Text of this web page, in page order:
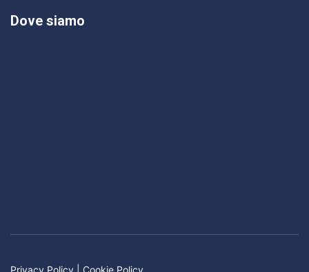
Dove siamo